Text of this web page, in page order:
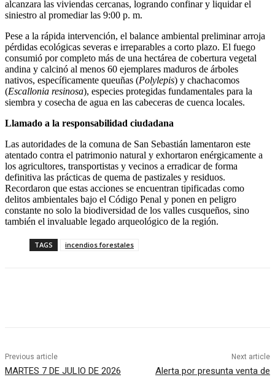
alcanzara las viviendas cercanas, logrando confinar y liquidar el
siniestro al promediar las 9:00 p. m.
Pese a la rápida intervención, el balance ambiental preliminar arroja
pérdidas ecológicas severas e irreparables a corto plazo. El fuego
consumió por completo más de una hectárea de cobertura vegetal
andina y calcinó al menos 60 ejemplares maduros de árboles
nativos, específicamente queuñas (Polylepis) y chachacomos
(Escallonia resinosa), especies protegidas fundamentales para la
siembra y cosecha de agua en las cabeceras de cuenca locales.
Llamado a la responsabilidad ciudadana
Las autoridades de la comuna de San Sebastián lamentaron este
atentado contra el patrimonio natural y exhortaron enérgicamente a
los agricultores, transportistas y vecinos a erradicar de forma
definitiva las prácticas de quema de pastizales y residuos.
Recordaron que estas acciones se encuentran tipificadas como
delitos ambientales bajo el Código Penal y ponen en peligro
constante no solo la biodiversidad de los valles cusqueños, sino
también el invaluable legado arqueológico de la región.
TAGS incendios forestales
Previous article
MARTES 7 DE JULIO DE 2026
Next article
Alerta por presunta venta de